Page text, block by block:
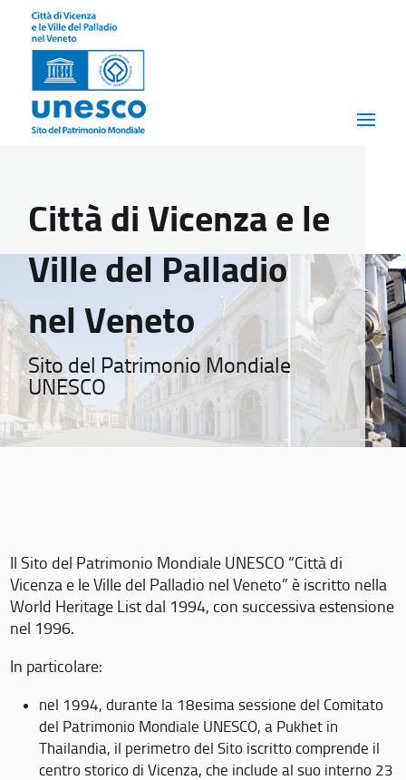
Città di Vicenza e le
Ville del Palladio
nel Veneto
Sito del Patrimonio Mondiale
UNESCO
Il Sito del Patrimonio Mondiale UNESCO “Città di
Vicenza e le Ville del Palladio nel Veneto” è iscritto nella
World Heritage List dal 1994, con successiva estensione
nel 1996.
In particolare:
nel 1994, durante la 18esima sessione del Comitato
del Patrimonio Mondiale UNESCO, a Pukhet in
Thailandia, il perimetro del Sito iscritto comprende il
centro storico di Vicenza, che include al suo interno 23